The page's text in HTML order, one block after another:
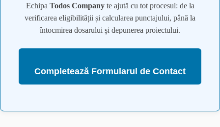
Echipa Todos Companyte ajută cu tot procesul: de la
verificarea eligibilității și calcularea punctajului, până la
întocmirea dosarului și depunerea proiectului.
Completează Formularul de Contact